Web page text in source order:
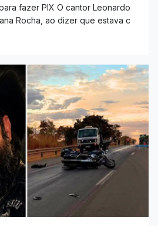
fazer PIX O cantor Leonardo
Rocha, ao dizer que estava c